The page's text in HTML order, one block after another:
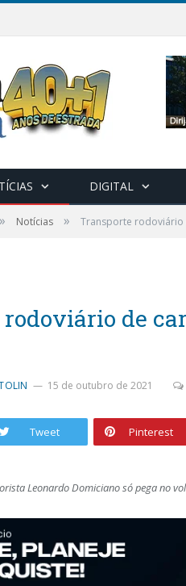
DIGITAL
» Notícias » Transporte rodoviário
de
15 de outubro de 2021
Tweet Pinterest
Leonardo Domiciano só pega no